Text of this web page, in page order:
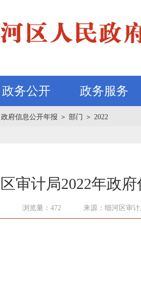
政务公开 政务服务
政府信息公开年报 ＞ 部门 ＞ 2022
审计局2022年政
浏览量：472 来源：细河区审计